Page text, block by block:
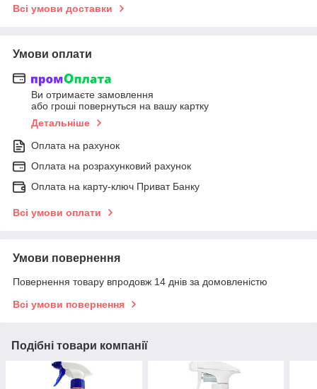
Всі умови доставки
Умови оплати
Ви отримаєте замовлення
або гроші повернуться на вашу картку
Детальніше
Оплата на рахунок
Оплата на розрахунковий рахунок
Оплата на карту-ключ Приват Банку
Всі умови оплати
Умови повернення
Повернення товару впродовж 14 днів за домовленістю
Всі умови повернення
Подібні товари компанії